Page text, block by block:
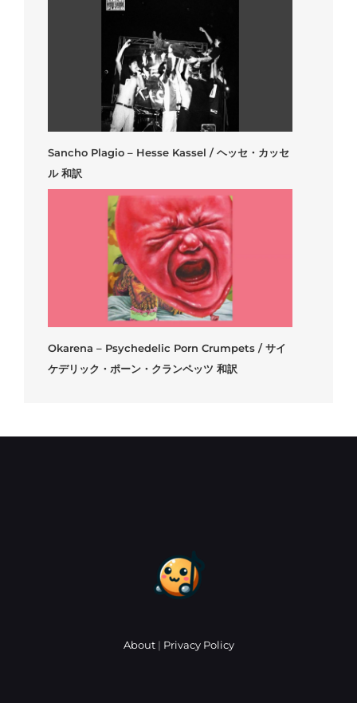
Sancho Plagio – Hesse Kassel / ヘッセ・カッセ
ル 和訳
Okarena – Psychedelic Porn Crumpets / サイ
ケデリック・ポーン・クランペッツ 和訳
About| Privacy Policy